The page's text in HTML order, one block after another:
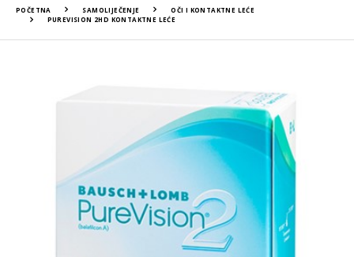
POČETNA SAMOLIJEČENJE
OČI I KONTAKTNE LEĆE
PUREVISION 2HD KONTAKTNE LEĆE